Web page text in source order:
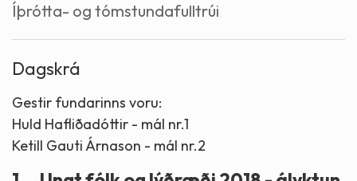
Íþrótta- og tómstundafulltrúi
Dagskrá
Gestir fundarinns voru:
Huld Hafliðadóttir - mál nr.1
Ketill Gauti Árnason - mál nr.2